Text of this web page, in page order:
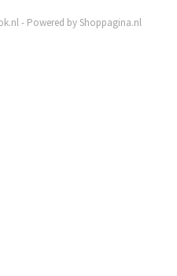
- Powered by Shoppagina.nl